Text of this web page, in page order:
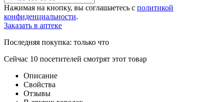
Нажимая на кнопку, вы соглашаетесь с политикой
конфиденциальности.
Заказать в аптеке
Последняя покупка: только что
Сейчас 10 посетителей смотрят этот товар
Описание
Свойства
Отзывы